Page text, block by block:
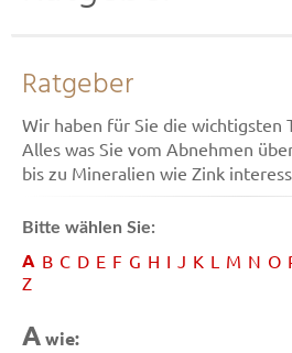
Ratgeber
Wir haben für Sie die wichtigsten
Alles was Sie vom Abnehmen
bis zu Mineralien wie Zink
Bitte wählen Sie:
A B C D E F G H I J K L M N O
Z
Awie: